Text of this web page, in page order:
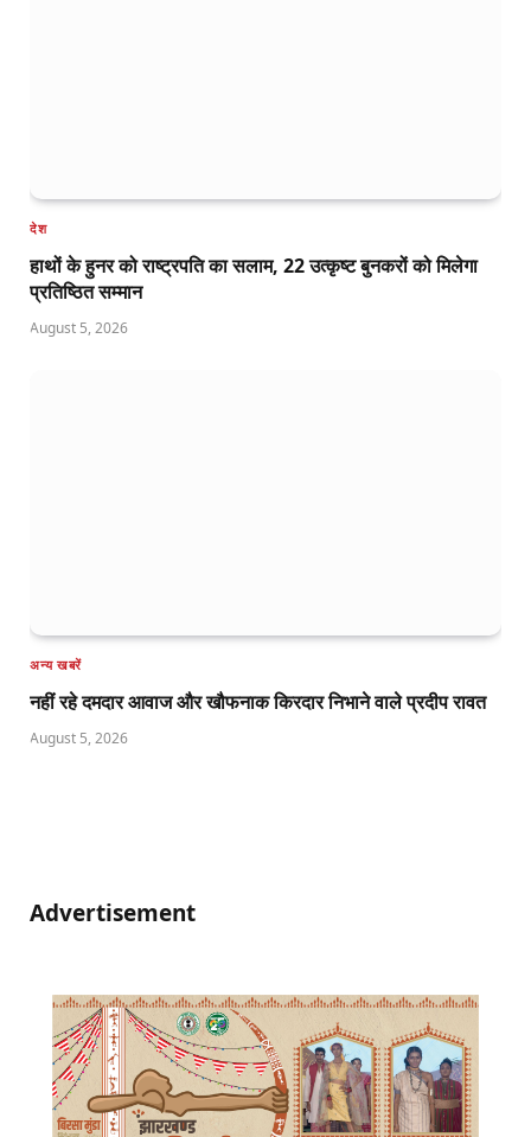
देश
हाथों के हुनर को राष्ट्रपति का सलाम, 22 उत्कृष्ट बुनकरों को मिलेगा
प्रतिष्ठित सम्मान
August 5, 2026
अन्य खबरें
नहीं रहे दमदार आवाज और खौफनाक किरदार निभाने वाले प्रदीप रावत
August 5, 2026
Advertisement